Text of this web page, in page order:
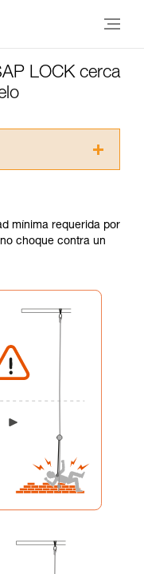
LOCK cerca
para poder
informativo.
una formación
para
y con total
de forma
relacionadas con
que no
mínima requerida por
choque contra un